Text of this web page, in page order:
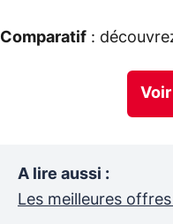
Comparatif :
A lire aussi :
Les meilleures